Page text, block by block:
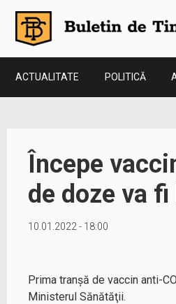
ACTUALITATE POLITICĂ
Începe
de doze va
10.01.2022 - 18:00
Prima tranşă de vaccin anti-
Ministerul Sănătăţii.